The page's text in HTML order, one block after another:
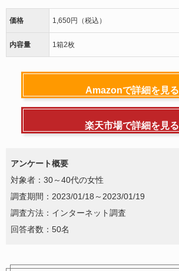
価格 1,650円（税込）
内容量 1箱2枚
Amazonで詳細を見る
楽天市場で詳細を見る
アンケート概要
対象者：30～40代の女性
調査期間：2023/01/18～2023/01/19
調査方法：インターネット調査
回答者数：50名